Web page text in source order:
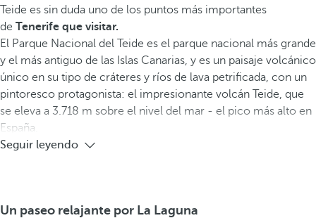
Teide es sin duda uno de los puntos más importantes
de Tenerife que visitar.
El Parque Nacional del Teide es el parque nacional más grande
y el más antiguo de las Islas Canarias, y es un paisaje volcánico
único en su tipo de cráteres y ríos de lava petrificada, con un
pintoresco protagonista: el impresionante volcán Teide, que
se eleva a 3.718 m sobre el nivel del mar - el pico más alto en
España.
Seguir leyendo
Un paseo relajante por La Laguna